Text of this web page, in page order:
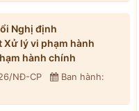
Nghị định
lý vi phạm hành
hành chính
NĐ-CP
Ban hành: